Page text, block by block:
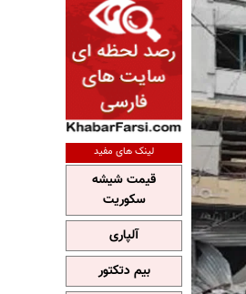
لینک های مفید
قیمت شیشه
سکوریت
آلپاری
بیم دتکتور